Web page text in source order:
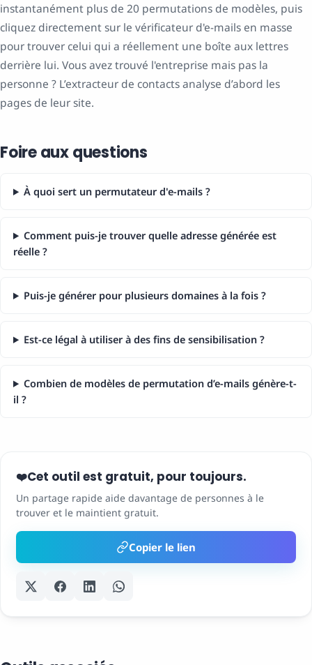
instantanément plus de 20 permutations de modèles, puis
cliquez directement sur le vérificateur d'e-mails en masse
pour trouver celui qui a réellement une boîte aux lettres
derrière lui. Vous avez trouvé l'entreprise mais pas la
personne ? L’extracteur de contacts analyse d’abord les
pages de leur site.
Foire aux questions
À quoi sert un permutateur d'e-mails ?
Comment puis-je trouver quelle adresse générée est
réelle ?
Puis-je générer pour plusieurs domaines à la fois ?
Est-ce légal à utiliser à des fins de sensibilisation ?
Combien de modèles de permutation d’e-mails génère-t-
il ?
❤️Cet outil est gratuit, pour toujours.
Un partage rapide aide davantage de personnes à le
trouver et le maintient gratuit.
Copier le lien